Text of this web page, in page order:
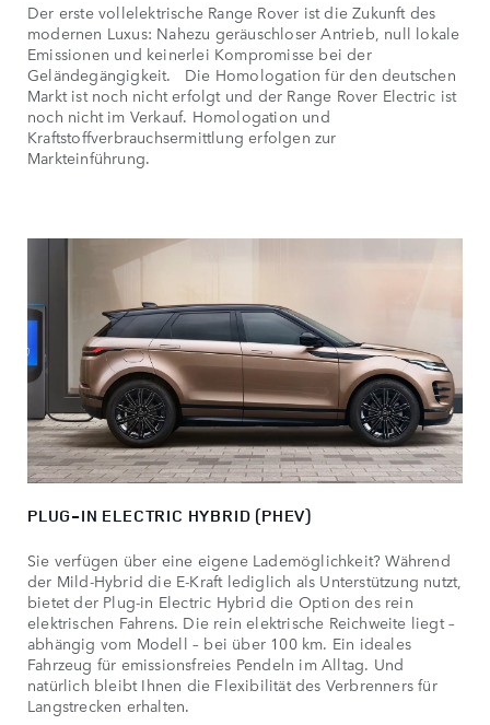
Der erste vollelektrische Range Rover ist die Zukunft des
modernen Luxus: Nahezu geräuschloser Antrieb, null lokale
Emissionen und keinerlei Kompromisse bei der
Geländegängigkeit. Die Homologation für den deutschen
Markt ist noch nicht erfolgt und der Range Rover Electric ist
noch nicht im Verkauf. Homologation und
Kraftstoffverbrauchsermittlung erfolgen zur
Markteinführung.
PLUG-IN ELECTRIC HYBRID (PHEV)
Sie verfügen über eine eigene Lademöglichkeit? Während
der Mild-Hybrid die E-Kraft lediglich als Unterstützung nutzt,
bietet der Plug-in Electric Hybrid die Option des rein
elektrischen Fahrens. Die rein elektrische Reichweite liegt –
abhängig vom Modell – bei über 100 km. Ein ideales
Fahrzeug für emissionsfreies Pendeln im Alltag. Und
natürlich bleibt Ihnen die Flexibilität des Verbrenners für
Langstrecken erhalten.